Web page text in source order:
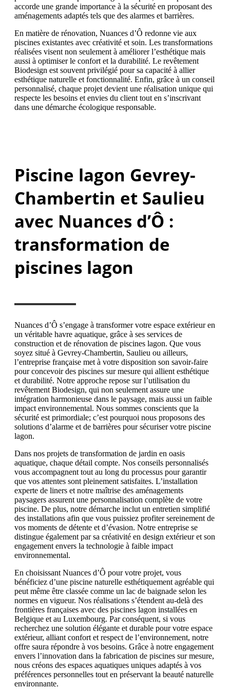
accorde une grande importance à la sécurité en proposant des
aménagements adaptés tels que des alarmes et barrières.
En matière de rénovation, Nuances d’Ô redonne vie aux
piscines existantes avec créativité et soin. Les transformations
réalisées visent non seulement à améliorer l’esthétique mais
aussi à optimiser le confort et la durabilité. Le revêtement
Biodesign est souvent privilégié pour sa capacité à allier
esthétique naturelle et fonctionnalité. Enfin, grâce à un conseil
personnalisé, chaque projet devient une réalisation unique qui
respecte les besoins et envies du client tout en s’inscrivant
dans une démarche écologique responsable.
Piscine lagon Gevrey-
Chambertin et Saulieu
avec Nuances d’Ô :
transformation de
piscines lagon
Nuances d’Ô s’engage à transformer votre espace extérieur en
un véritable havre aquatique, grâce à ses services de
construction et de rénovation de piscines lagon. Que vous
soyez situé à Gevrey-Chambertin, Saulieu ou ailleurs,
l’entreprise française met à votre disposition son savoir-faire
pour concevoir des piscines sur mesure qui allient esthétique
et durabilité. Notre approche repose sur l’utilisation du
revêtement Biodesign, qui non seulement assure une
intégration harmonieuse dans le paysage, mais aussi un faible
impact environnemental. Nous sommes conscients que la
sécurité est primordiale; c’est pourquoi nous proposons des
solutions d’alarme et de barrières pour sécuriser votre piscine
lagon.
Dans nos projets de transformation de jardin en oasis
aquatique, chaque détail compte. Nos conseils personnalisés
vous accompagnent tout au long du processus pour garantir
que vos attentes sont pleinement satisfaites. L’installation
experte de liners et notre maîtrise des aménagements
paysagers assurent une personnalisation complète de votre
piscine. De plus, notre démarche inclut un entretien simplifié
des installations afin que vous puissiez profiter sereinement de
vos moments de détente et d’évasion. Notre entreprise se
distingue également par sa créativité en design extérieur et son
engagement envers la technologie à faible impact
environnemental.
En choisissant Nuances d’Ô pour votre projet, vous
bénéficiez d’une piscine naturelle esthétiquement agréable qui
peut même être classée comme un lac de baignade selon les
normes en vigueur. Nos réalisations s’étendent au-delà des
frontières françaises avec des piscines lagon installées en
Belgique et au Luxembourg. Par conséquent, si vous
recherchez une solution élégante et durable pour votre espace
extérieur, alliant confort et respect de l’environnement, notre
offre saura répondre à vos besoins. Grâce à notre engagement
envers l’innovation dans la fabrication de piscines sur mesure,
nous créons des espaces aquatiques uniques adaptés à vos
préférences personnelles tout en préservant la beauté naturelle
environnante.